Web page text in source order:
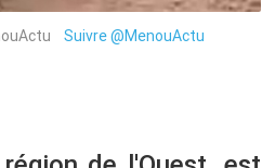
Suivre @MenouActu